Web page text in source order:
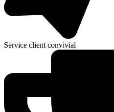
Service client convivial